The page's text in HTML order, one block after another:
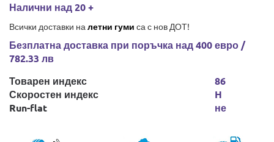
Налични над 20 +
Всички доставки на летни гуми са с нов ДОТ!
Безплатна доставка при поръчка над 400 евро /
782.33 лв
Товарен индекс
Скоростен индекс
Run-flat
86
H
не